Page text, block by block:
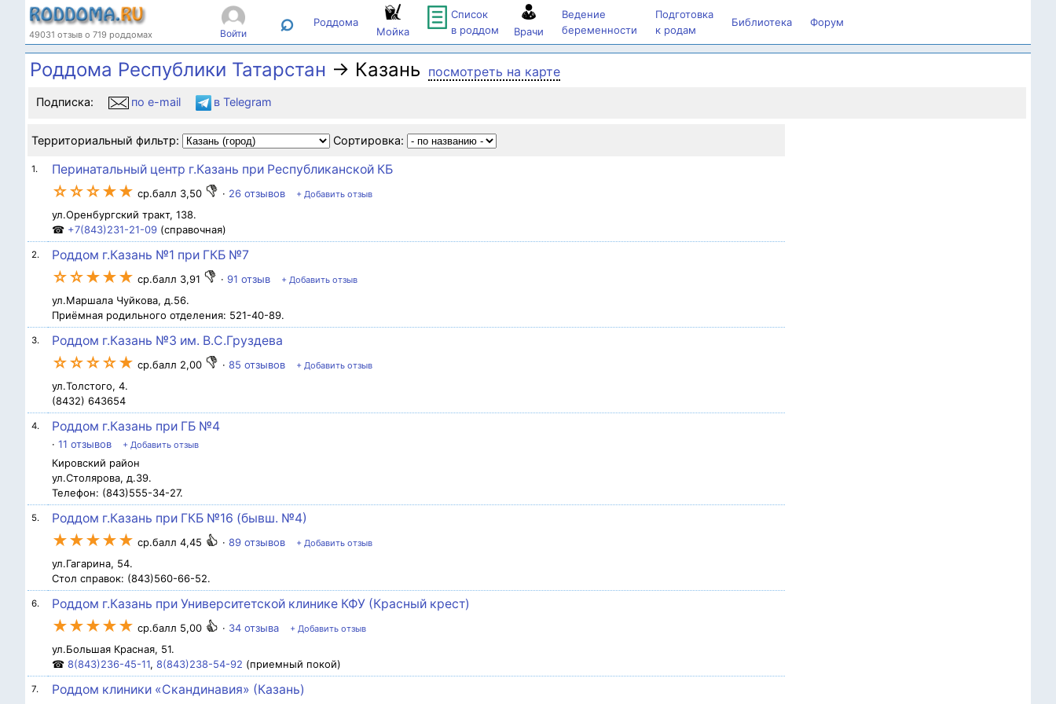
49031 отзыв о 719 роддомах Войти ⌕ Роддома
Мойка
Список
в роддом
Врачи
Ведение
беременности
Подготовка
к родам
Библиотека Форум
Роддома Республики Татарстан → Казань посмотреть на карте
Подписка: по e-mail в Telegram
Территориальный фильтр: Сортировка:
1. Перинатальный центр г.Казань при Республиканской КБ
☆☆☆★★ ср.балл 3,50 · 26 отзывов + Добавить отзыв
ул.Оренбургский тракт, 138.
☎ +7(843)231-21-09 (справочная)
2. Роддом г.Казань №1 при ГКБ №7
☆☆★★★ ср.балл 3,91 · 91 отзыв + Добавить отзыв
ул.Маршала Чуйкова, д.56.
Приёмная родильного отделения: 521-40-89.
3. Роддом г.Казань №3 им. В.С.Груздева
☆☆☆☆★ ср.балл 2,00 · 85 отзывов + Добавить отзыв
ул.Толстого, 4.
(8432) 643654
4. Роддом г.Казань при ГБ №4
· 11 отзывов + Добавить отзыв
Кировский район
ул.Столярова, д.39.
Телефон: (843)555-34-27.
5. Роддом г.Казань при ГКБ №16 (бывш. №4)
★★★★★ ср.балл 4,45 · 89 отзывов + Добавить отзыв
ул.Гагарина, 54.
Стол справок: (843)560-66-52.
6. Роддом г.Казань при Университетской клинике КФУ (Красный крест)
★★★★★ ср.балл 5,00 · 34 отзыва + Добавить отзыв
ул.Большая Красная, 51.
☎ 8(843)236-45-11, 8(843)238-54-92 (приемный покой)
7. Роддом клиники «Скандинавия» (Казань)